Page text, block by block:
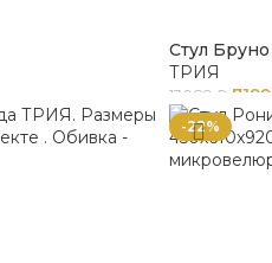
Стул Бруно
ТРИЯ
13089 ₽ 7199
-22%